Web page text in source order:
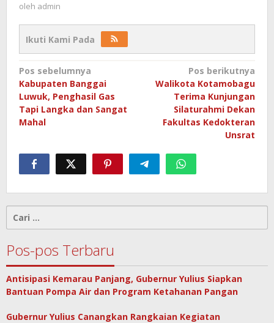
oleh admin
Ikuti Kami Pada
Navigasi
pos
Pos sebelumnya
Kabupaten Banggai
Luwuk, Penghasil Gas
Tapi Langka dan Sangat
Mahal
Pos berikutnya
Walikota Kotamobagu
Terima Kunjungan
Silaturahmi Dekan
Fakultas Kedokteran
Unsrat
untuk:
Pos-pos Terbaru
Antisipasi Kemarau Panjang, Gubernur Yulius Siapkan
Bantuan Pompa Air dan Program Ketahanan Pangan
Gubernur Yulius Canangkan Rangkaian Kegiatan